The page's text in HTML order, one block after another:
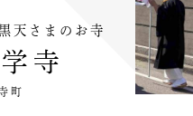
天さまのお寺
寺
町